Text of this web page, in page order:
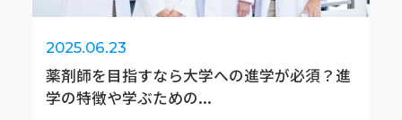
2025.06.23
薬剤師を目指すなら大学への進学が必須？進
学の特徴や学ぶための...